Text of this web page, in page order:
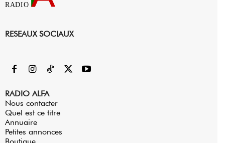
RADIO
RESEAUX SOCIAUX
RADIO ALFA
Nous contacter
Quel est ce titre
Annuaire
Petites annonces